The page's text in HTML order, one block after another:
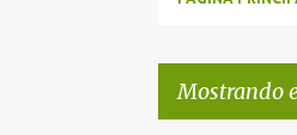
Mostrando